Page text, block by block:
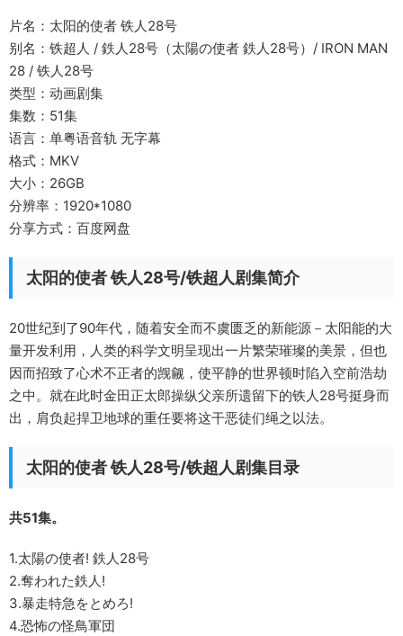
片名：太阳的使者 铁人28号
别名：铁超人 / 鉄人28号（太陽の使者 鉄人28号）/ IRON MAN
28 / 铁人28号
类型：动画剧集
集数：51集
语言：单粤语音轨 无字幕
格式：MKV
大小：26GB
分辨率：1920*1080
分享方式：百度网盘
太阳的使者 铁人28号/铁超人剧集简介
20世纪到了90年代，随着安全而不虞匮乏的新能源－太阳能的大
量开发利用，人类的科学文明呈现出一片繁荣璀璨的美景，但也
因而招致了心术不正者的觊觎，使平静的世界顿时陷入空前浩劫
之中。就在此时金田正太郎操纵父亲所遗留下的铁人28号挺身而
出，肩负起捍卫地球的重任要将这干恶徒们绳之以法。
太阳的使者 铁人28号/铁超人剧集目录
共51集。
1.太陽の使者! 鉄人28号
2.奪われた鉄人!
3.暴走特急をとめろ!
4.恐怖の怪鳥軍団